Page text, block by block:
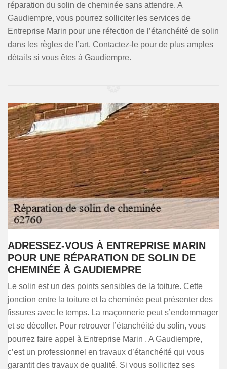
réparation du solin de cheminée sans attendre. A
Gaudiempre, vous pourrez solliciter les services de
Entreprise Marin pour une réfection de l’étanchéité de solin
dans les règles de l’art. Contactez-le pour de plus amples
détails si vous êtes à Gaudiempre.
ADRESSEZ-VOUS À ENTREPRISE MARIN
POUR UNE RÉPARATION DE SOLIN DE
CHEMINÉE À GAUDIEMPRE
Le solin est un des points sensibles de la toiture. Cette
jonction entre la toiture et la cheminée peut présenter des
fissures avec le temps. La maçonnerie peut s’endommager
et se décoller. Pour retrouver l’étanchéité du solin, vous
pourrez faire appel à Entreprise Marin . A Gaudiempre,
c’est un professionnel en travaux d’étanchéité qui vous
garantit des travaux de qualité. Si vous sollicitez ses